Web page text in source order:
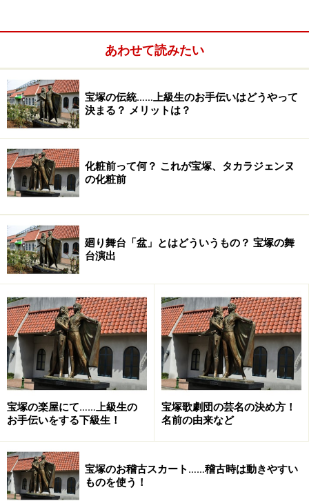
る」という特別な存在。
その音楽学校の生徒が、多くの一般の方々の前に出て間
近で接するのは、このすみれ売りだけ。
未来のトップスターがこの中から誕生するかもしれませ
ん。
「あの子、スターになりそう…」「あの人、可愛い娘役
になりそう…」「初舞台を踏んだら応援しよう…」などと
青田買い（？）をする人もいたり…。
予科生・本科生と分かれ別の週に行いますが、それぞれ
“貫禄の本科生”と“初々しい予科生”。
本科生は、このすみれ売りも二度目。袴の着付けも、
色々な行事などで何度か着ているので、かなり慣れてい
ます。
お化粧も日頃からしているので問題なし。
そして、予科生時代を一年間過ごした自信も貫禄につな
がっているのでしょう。
学校生活の中でもまだまだ慣れないことばかりな上に、
この日が初めて。
緑の袴を着るのも初めて。お化粧（普段メークです
が…）をするのも初めて…という人もいます。
あわせて読みたい
宝塚の伝統……上級生のお手伝いはどうやって
決まる？ メリットは？
化粧前って何？ これが宝塚、タカラジェンヌ
の化粧前
廻り舞台「盆」とはどういうもの？ 宝塚の舞
台演出
宝塚の楽屋にて……上級生の
お手伝いをする下級生！
宝塚歌劇団の芸名の決め方！
名前の由来など
宝塚のお稽古スカート……稽古時は動きやすい
ものを使う！